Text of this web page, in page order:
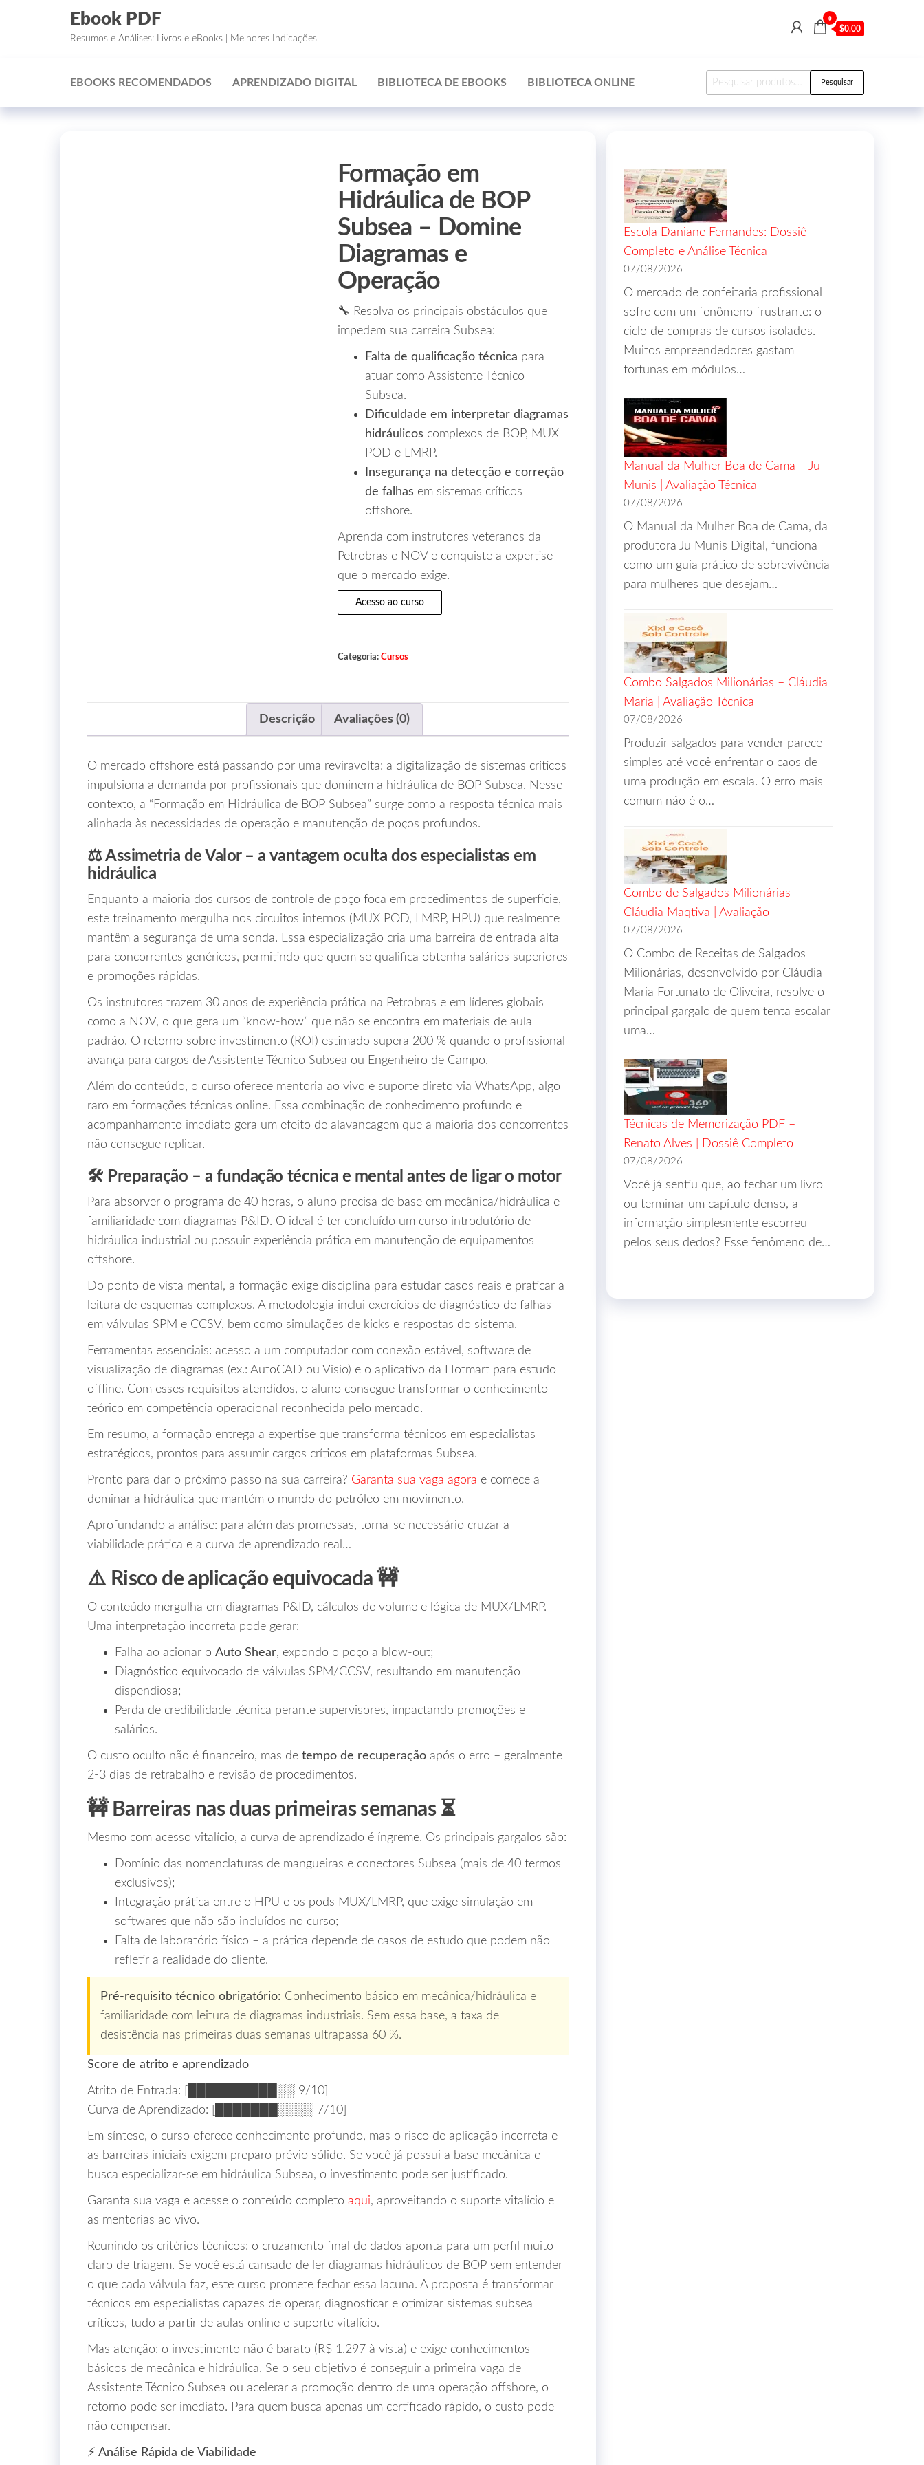
Ebook PDF
Resumos e Análises: Livros e eBooks | Melhores Indicações
0
$0.00
EBOOKS RECOMENDADOS APRENDIZADO DIGITAL BIBLIOTECA DE EBOOKS BIBLIOTECA ONLINE Pesquisar
Formação em
Hidráulica de BOP
Subsea – Domine
Diagramas e
Operação
🔧 Resolva os principais obstáculos que
impedem sua carreira Subsea:
Falta de qualificação técnica para
atuar como Assistente Técnico
Subsea.
Dificuldade em interpretar diagramas
hidráulicos complexos de BOP, MUX
POD e LMRP.
Insegurança na detecção e correção
de falhas em sistemas críticos
offshore.
Aprenda com instrutores veteranos da
Petrobras e NOV e conquiste a expertise
que o mercado exige.
Acesso ao curso
Categoria: Cursos
Descrição Avaliações (0)
O mercado offshore está passando por uma reviravolta: a digitalização de sistemas críticos
impulsiona a demanda por profissionais que dominem a hidráulica de BOP Subsea. Nesse
contexto, a “Formação em Hidráulica de BOP Subsea” surge como a resposta técnica mais
alinhada às necessidades de operação e manutenção de poços profundos.
⚖️ Assimetria de Valor – a vantagem oculta dos especialistas em
hidráulica
Enquanto a maioria dos cursos de controle de poço foca em procedimentos de superfície,
este treinamento mergulha nos circuitos internos (MUX POD, LMRP, HPU) que realmente
mantêm a segurança de uma sonda. Essa especialização cria uma barreira de entrada alta
para concorrentes genéricos, permitindo que quem se qualifica obtenha salários superiores
e promoções rápidas.
Os instrutores trazem 30 anos de experiência prática na Petrobras e em líderes globais
como a NOV, o que gera um “know‑how” que não se encontra em materiais de aula
padrão. O retorno sobre investimento (ROI) estimado supera 200 % quando o profissional
avança para cargos de Assistente Técnico Subsea ou Engenheiro de Campo.
Além do conteúdo, o curso oferece mentoria ao vivo e suporte direto via WhatsApp, algo
raro em formações técnicas online. Essa combinação de conhecimento profundo e
acompanhamento imediato gera um efeito de alavancagem que a maioria dos concorrentes
não consegue replicar.
🛠️ Preparação – a fundação técnica e mental antes de ligar o motor
Para absorver o programa de 40 horas, o aluno precisa de base em mecânica/hidráulica e
familiaridade com diagramas P&ID. O ideal é ter concluído um curso introdutório de
hidráulica industrial ou possuir experiência prática em manutenção de equipamentos
offshore.
Do ponto de vista mental, a formação exige disciplina para estudar casos reais e praticar a
leitura de esquemas complexos. A metodologia inclui exercícios de diagnóstico de falhas
em válvulas SPM e CCSV, bem como simulações de kicks e respostas do sistema.
Ferramentas essenciais: acesso a um computador com conexão estável, software de
visualização de diagramas (ex.: AutoCAD ou Visio) e o aplicativo da Hotmart para estudo
offline. Com esses requisitos atendidos, o aluno consegue transformar o conhecimento
teórico em competência operacional reconhecida pelo mercado.
Em resumo, a formação entrega a expertise que transforma técnicos em especialistas
estratégicos, prontos para assumir cargos críticos em plataformas Subsea.
Pronto para dar o próximo passo na sua carreira? Garanta sua vaga agora e comece a
dominar a hidráulica que mantém o mundo do petróleo em movimento.
Aprofundando a análise: para além das promessas, torna‑se necessário cruzar a
viabilidade prática e a curva de aprendizado real…
⚠️ Risco de aplicação equivocada 🚧
O conteúdo mergulha em diagramas P&ID, cálculos de volume e lógica de MUX/LMRP.
Uma interpretação incorreta pode gerar:
Falha ao acionar o Auto Shear, expondo o poço a blow‑out;
Diagnóstico equivocado de válvulas SPM/CCSV, resultando em manutenção
dispendiosa;
Perda de credibilidade técnica perante supervisores, impactando promoções e
salários.
O custo oculto não é financeiro, mas de tempo de recuperação após o erro – geralmente
2‑3 dias de retrabalho e revisão de procedimentos.
🚧 Barreiras nas duas primeiras semanas ⏳
Mesmo com acesso vitalício, a curva de aprendizado é íngreme. Os principais gargalos são:
Domínio das nomenclaturas de mangueiras e conectores Subsea (mais de 40 termos
exclusivos);
Integração prática entre o HPU e os pods MUX/LMRP, que exige simulação em
softwares que não são incluídos no curso;
Falta de laboratório físico – a prática depende de casos de estudo que podem não
refletir a realidade do cliente.
Pré‑requisito técnico obrigatório: Conhecimento básico em mecânica/hidráulica e
familiaridade com leitura de diagramas industriais. Sem essa base, a taxa de
desistência nas primeiras duas semanas ultrapassa 60 %.
Score de atrito e aprendizado
Atrito de Entrada: [██████████░░ 9/10]
Curva de Aprendizado: [███████░░░░ 7/10]
Em síntese, o curso oferece conhecimento profundo, mas o risco de aplicação incorreta e
as barreiras iniciais exigem preparo prévio sólido. Se você já possui a base mecânica e
busca especializar-se em hidráulica Subsea, o investimento pode ser justificado.
Garanta sua vaga e acesse o conteúdo completo aqui, aproveitando o suporte vitalício e
as mentorias ao vivo.
Reunindo os critérios técnicos: o cruzamento final de dados aponta para um perfil muito
claro de triagem. Se você está cansado de ler diagramas hidráulicos de BOP sem entender
o que cada válvula faz, este curso promete fechar essa lacuna. A proposta é transformar
técnicos em especialistas capazes de operar, diagnosticar e otimizar sistemas subsea
críticos, tudo a partir de aulas online e suporte vitalício.
Mas atenção: o investimento não é barato (R$ 1.297 à vista) e exige conhecimentos
básicos de mecânica e hidráulica. Se o seu objetivo é conseguir a primeira vaga de
Assistente Técnico Subsea ou acelerar a promoção dentro de uma operação offshore, o
retorno pode ser imediato. Para quem busca apenas um certificado rápido, o custo pode
não compensar.
⚡ Análise Rápida de Viabilidade
Escola Daniane Fernandes: Dossiê
Completo e Análise Técnica
07/08/2026
O mercado de confeitaria profissional
sofre com um fenômeno frustrante: o
ciclo de compras de cursos isolados.
Muitos empreendedores gastam
fortunas em módulos…
Manual da Mulher Boa de Cama – Ju
Munis | Avaliação Técnica
07/08/2026
O Manual da Mulher Boa de Cama, da
produtora Ju Munis Digital, funciona
como um guia prático de sobrevivência
para mulheres que desejam…
Combo Salgados Milionárias – Cláudia
Maria | Avaliação Técnica
07/08/2026
Produzir salgados para vender parece
simples até você enfrentar o caos de
uma produção em escala. O erro mais
comum não é o…
Combo de Salgados Milionárias –
Cláudia Maqtiva | Avaliação
07/08/2026
O Combo de Receitas de Salgados
Milionárias, desenvolvido por Cláudia
Maria Fortunato de Oliveira, resolve o
principal gargalo de quem tenta escalar
uma…
Técnicas de Memorização PDF –
Renato Alves | Dossiê Completo
07/08/2026
Você já sentiu que, ao fechar um livro
ou terminar um capítulo denso, a
informação simplesmente escorreu
pelos seus dedos? Esse fenômeno de…